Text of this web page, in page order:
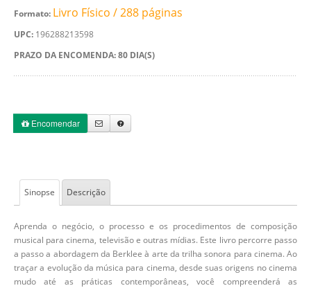
Formato: Livro Físico / 288 páginas
UPC: 196288213598
PRAZO DA ENCOMENDA: 80 DIA(S)
Encomendar
Sinopse Descrição
Aprenda o negócio, o processo e os procedimentos de composição
musical para cinema, televisão e outras mídias. Este livro percorre passo
a passo a abordagem da Berklee à arte da trilha sonora para cinema. Ao
traçar a evolução da música para cinema, desde suas origens no cinema
mudo até as práticas contemporâneas, você compreenderá as